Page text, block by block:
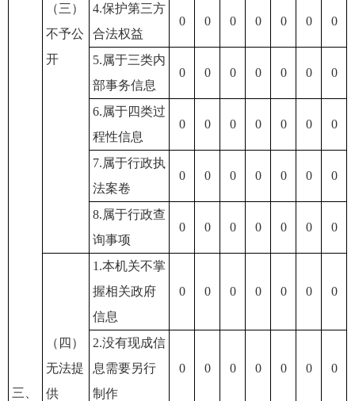
三、
（三）
不予公
开
4.保护第三方
合法权益
0 0 0 0 0 0 0
5.属于三类内
部事务信息
0 0 0 0 0 0 0
6.属于四类过
程性信息
0 0 0 0 0 0 0
7.属于行政执
法案卷
0 0 0 0 0 0 0
8.属于行政查
询事项
0 0 0 0 0 0 0
（四）
无法提
供
1.本机关不掌
握相关政府
信息
0 0 0 0 0 0 0
2.没有现成信
息需要另行
制作
0 0 0 0 0 0 0